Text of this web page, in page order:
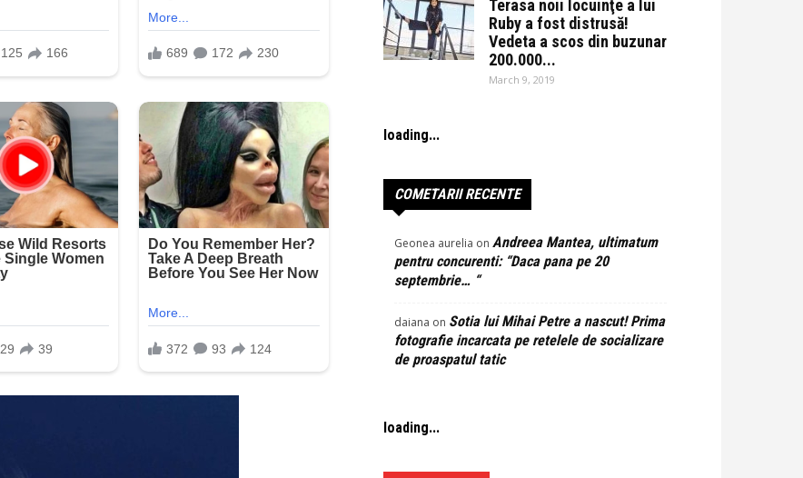
Terasa noii locuinţe a lui
Ruby a fost distrusă!
Vedeta a scos din buzunar
200.000...
March 9, 2019
loading...
COMETARII RECENTE
Geonea aurelia on Andreea Mantea, ultimatum
pentru concurenti: “Daca pana pe 20
septembrie… “
daiana on Sotia lui Mihai Petre a nascut! Prima
fotografie incarcata pe retelele de socializare
de proaspatul tatic
loading...